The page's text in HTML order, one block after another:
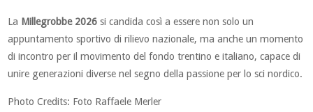
La Millegrobbe 2026 si candida così a essere non solo un
appuntamento sportivo di rilievo nazionale, ma anche un momento
di incontro per il movimento del fondo trentino e italiano, capace di
unire generazioni diverse nel segno della passione per lo sci nordico.
Photo Credits: Foto Raffaele Merler